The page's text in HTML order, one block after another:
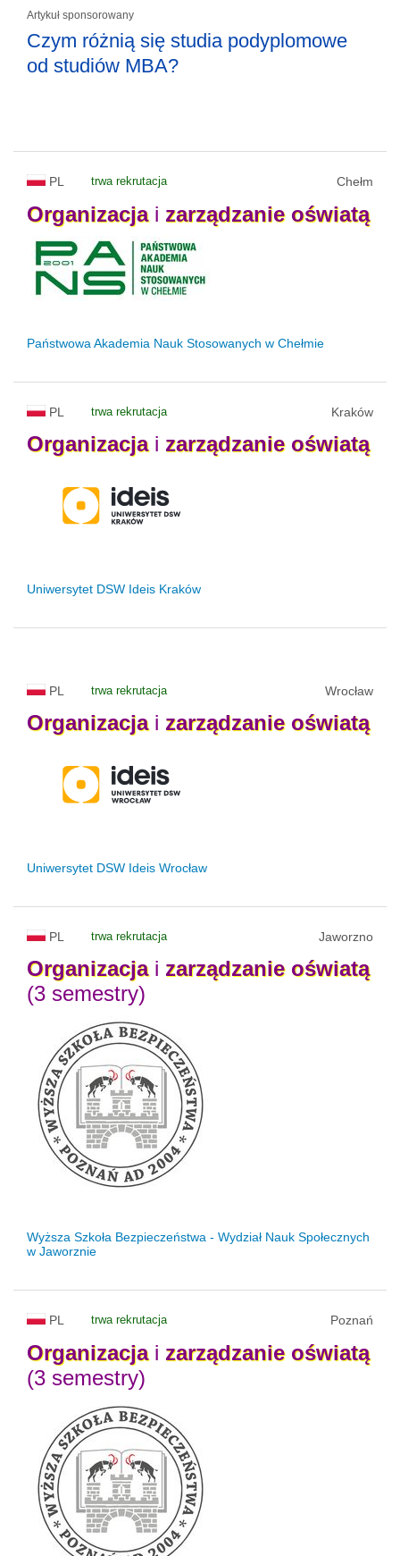
Artykuł sponsorowany
Czym różnią się studia podyplomowe
od studiów MBA?
PL trwa rekrutacja Chełm
Organizacjai zarządzanie oświatą
Państwowa Akademia Nauk Stosowanych w Chełmie
PL trwa rekrutacja Kraków
Organizacjai zarządzanie oświatą
Uniwersytet DSW Ideis Kraków
PL trwa rekrutacja Wrocław
Organizacjai zarządzanie oświatą
Uniwersytet DSW Ideis Wrocław
PL trwa rekrutacja Jaworzno
Organizacjai zarządzanie oświatą
(3 semestry)
Wyższa Szkoła Bezpieczeństwa - Wydział Nauk Społecznych
w Jaworznie
PL trwa rekrutacja Poznań
Organizacjai zarządzanie oświatą
(3 semestry)